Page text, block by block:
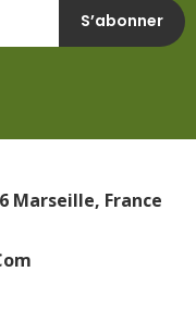
S’abonner
Marseille, France